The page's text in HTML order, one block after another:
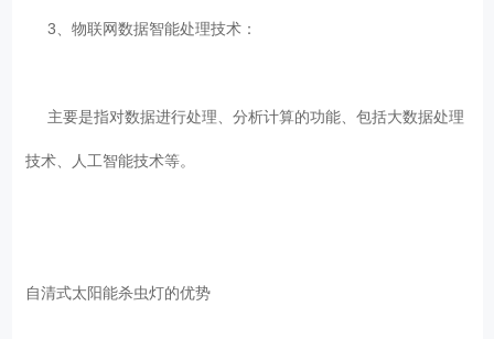
3、物联网数据智能处理技术：
主要是指对数据进行处理、分析计算的功能、包括大数据处理
技术、人工智能技术等。
自清式太阳能杀虫灯的优势